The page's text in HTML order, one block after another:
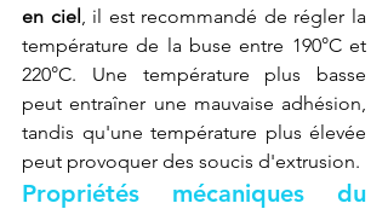
en ciel, il est recommandé de régler la
température de la buse entre 190°C et
220°C. Une température plus basse
peut entraîner une mauvaise adhésion,
tandis qu'une température plus élevée
peut provoquer des soucis d'extrusion.
Propriétés mécaniques du